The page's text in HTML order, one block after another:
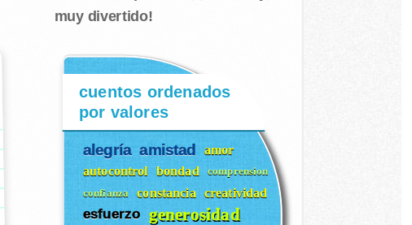
muy divertido!
cuentos ordenados
por valores
alegría amistad amor
autocontrol bondad comprension
confianza constancia creatividad
esfuerzo generosidad